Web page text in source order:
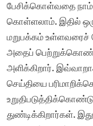
பேசிக்கொள்வதை
கொள்ளலாம். இதில்
மறுபக்கம்
அதைப்
அளிக்கிறார்.
செய்தியை
துண்டிக்கிறார்கள்.